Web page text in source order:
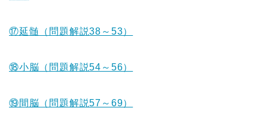
⑰延髄（問題解説38～53）
⑱小脳（問題解説54～56）
⑲間脳（問題解説57～69）